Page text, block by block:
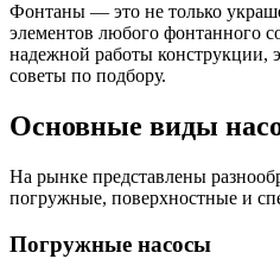
Фонтаны — это не только
элементов любого фонтанного
надежной работы конструкции,
советы по подбору.
Основные виды
На рынке представлены
погружные, поверхностные и
Погружные насосы